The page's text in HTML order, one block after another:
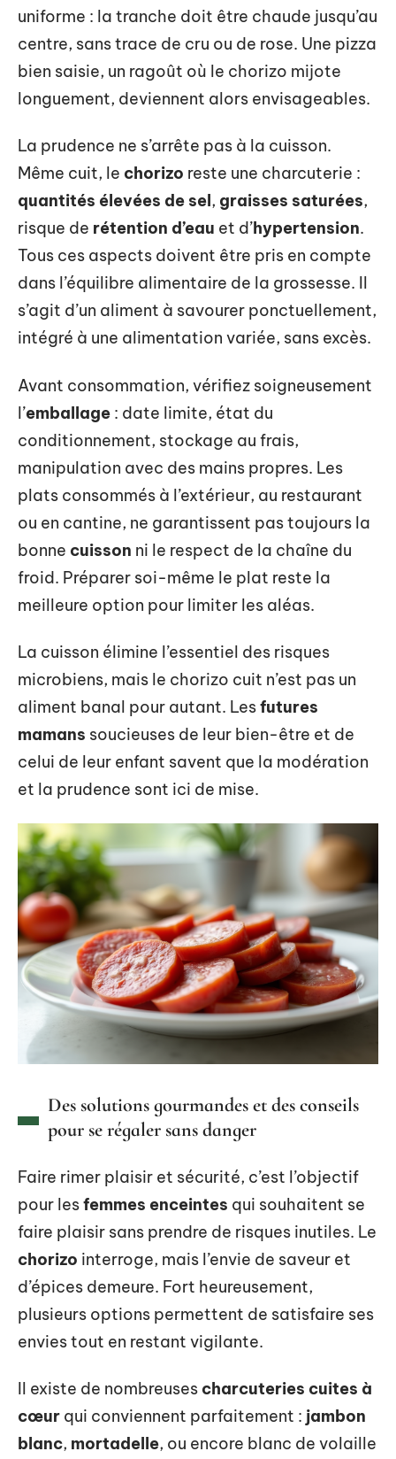
uniforme : la tranche doit être chaude jusqu’au
centre, sans trace de cru ou de rose. Une pizza
bien saisie, un ragoût où le chorizo mijote
longuement, deviennent alors envisageables.
La prudence ne s’arrête pas à la cuisson.
Même cuit, le chorizo reste une charcuterie :
quantités élevées de sel, graisses saturées,
risque de rétention d’eau et d’hypertension.
Tous ces aspects doivent être pris en compte
dans l’équilibre alimentaire de la grossesse. Il
s’agit d’un aliment à savourer ponctuellement,
intégré à une alimentation variée, sans excès.
Avant consommation, vérifiez soigneusement
l’emballage : date limite, état du
conditionnement, stockage au frais,
manipulation avec des mains propres. Les
plats consommés à l’extérieur, au restaurant
ou en cantine, ne garantissent pas toujours la
bonne cuisson ni le respect de la chaîne du
froid. Préparer soi-même le plat reste la
meilleure option pour limiter les aléas.
La cuisson élimine l’essentiel des risques
microbiens, mais le chorizo cuit n’est pas un
aliment banal pour autant. Lesfutures
mamans soucieuses de leur bien-être et de
celui de leur enfant savent que la modération
et la prudence sont ici de mise.
Des solutions gourmandes et des conseils
pour se régaler sans danger
Faire rimer plaisir et sécurité, c’est l’objectif
pour lesfemmes enceintes qui souhaitent se
faire plaisir sans prendre de risques inutiles. Le
chorizo interroge, mais l’envie de saveur et
d’épices demeure. Fort heureusement,
plusieurs options permettent de satisfaire ses
envies tout en restant vigilante.
Il existe de nombreuses charcuteries cuites à
cœur qui conviennent parfaitement : jambon
blanc, mortadelle, ou encore blanc de volaille